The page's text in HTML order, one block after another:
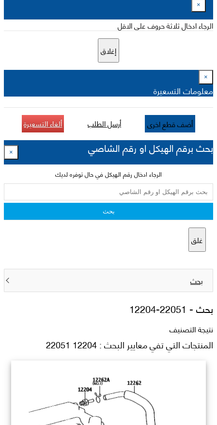
×
الرجاء ادخال ثلاثة حروف على الاقل
إغلاق
×
معلومات التسعيرة
أضف قطع اخرى أرسل الطلب ألغاء التسعيرة
بحث برقم الهيكل او رقم الشاصي ×
الرجاء ادخال رقم الهيكل في حال توفره لديك
بحث
غلق
بحث
بحث - 12204-22051
نتيجة التصنيف
المنتجات التي تفي معايير البحث : 12204 22051